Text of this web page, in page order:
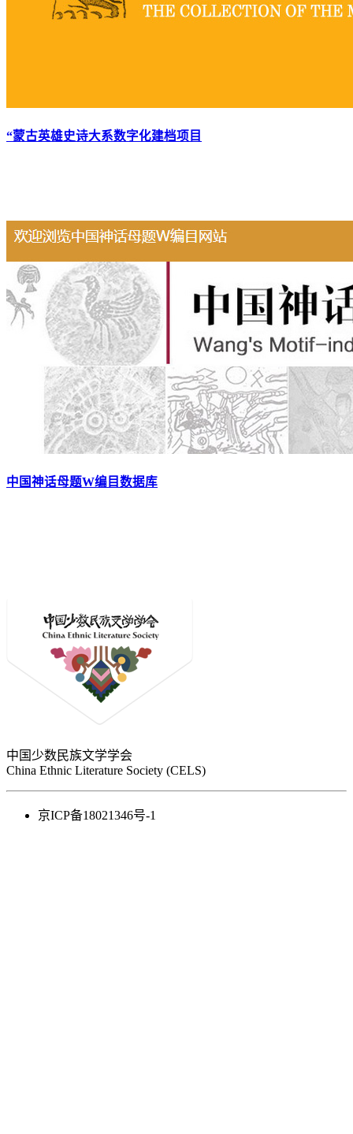
“蒙古英雄史诗大系数字化建档项目
中国神话母题W编目数据库
中国少数民族文学学会
China Ethnic Literature Society (CELS)
京ICP备18021346号-1